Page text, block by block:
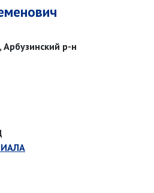
Арбузинский р-н